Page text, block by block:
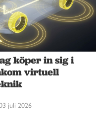
köper in sig i
virtuell
juli 2026